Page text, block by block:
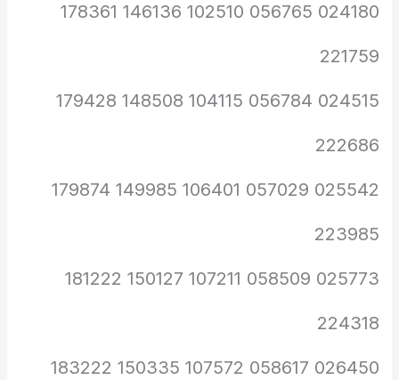
024180 056765 102510 146136 178361
221759
024515 056784 104115 148508 179428
222686
025542 057029 106401 149985 179874
223985
025773 058509 107211 150127 181222
224318
026450 058617 107572 150335 183222